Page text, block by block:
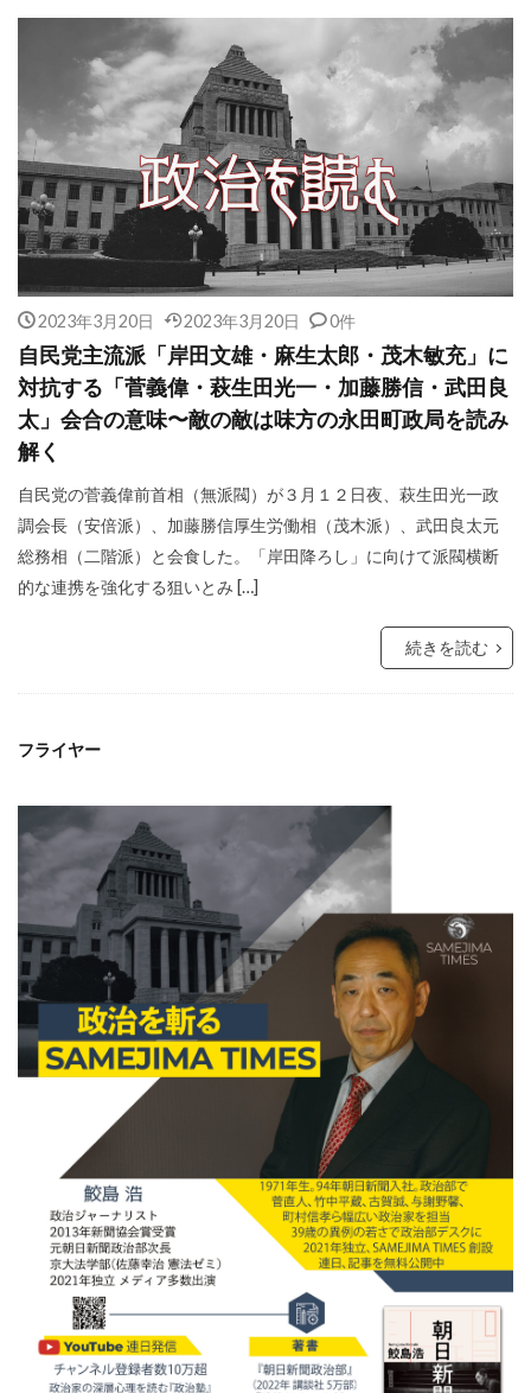
2023年3月20日 2023年3月20日 0件
自民党主流派「岸田文雄・麻生太郎・茂木敏充」に
対抗する「菅義偉・萩生田光一・加藤勝信・武田良
太」会合の意味〜敵の敵は味方の永田町政局を読み
解く
自民党の菅義偉前首相（無派閥）が３月１２日夜、萩生田光一政
調会長（安倍派）、加藤勝信厚生労働相（茂木派）、武田良太元
総務相（二階派）と会食した。「岸田降ろし」に向けて派閥横断
的な連携を強化する狙いとみ […]
続きを読む
フライヤー